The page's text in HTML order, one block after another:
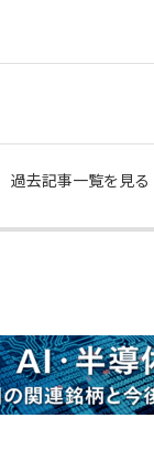
過去記事一覧を見る